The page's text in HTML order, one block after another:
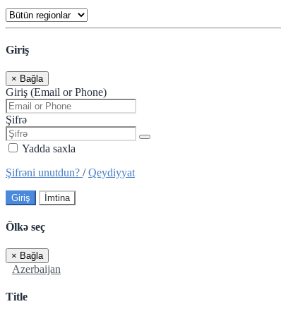
Giriş
× Bağla
Giriş (Email or Phone)
Şifrə
Yadda saxla
Şifrəni unutdun? /Qeydiyyat
Giriş İmtina
Ölkə seç
× Bağla
Azerbaijan
Title